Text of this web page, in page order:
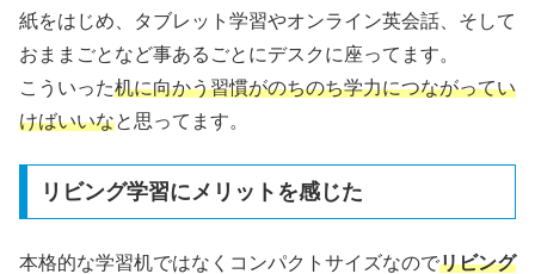
紙をはじめ、タブレット学習やオンライン英会話、そして
おままごとなど事あるごとにデスクに座ってます。
こういった机に向かう習慣がのちのち学力につながってい
けばいいなと思ってます。
リビング学習にメリットを感じた
本格的な学習机ではなくコンパクトサイズなのでリビング